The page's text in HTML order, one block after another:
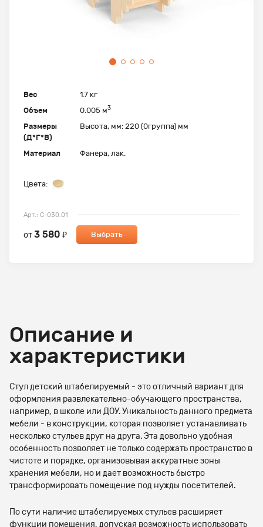
Вес
1.7 кг
Объем
0.005 м3
Размеры
(Д*Г*В)
Высота, мм: 220 (0группа) мм
Материал Фанера, лак.
Цвета:
Арт.: С-030.01
от3 580 ₽ Выбрать
Описание и
характеристики
Стул детский штабелируемый - это отличный вариант для
оформления развлекательно-обучающего пространства,
например, в школе или ДОУ. Уникальность данного предмета
мебели - в конструкции, которая позволяет устанавливать
несколько стульев друг на друга. Эта довольно удобная
особенность позволяет не только содержать пространство в
чистоте и порядке, организовывая аккуратные зоны
хранения мебели, но и дает возможность быстро
трансформировать помещение под нужды посетителей.
По сути наличие штабелируемых стульев расширяет
функции помещения, допуская возможность использовать